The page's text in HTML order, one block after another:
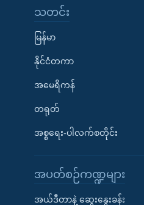
သတင်း
မြန်မာ
နိုင်ငံတကာ
အမေရိကန်
တရုတ်
အစ္စရေး-ပါလက်စတိုင်း
အပတ်စဉ်ကဏ္ဍများ
အယ်ဒီတာနဲ့ ဆွေးနွေးခန်း